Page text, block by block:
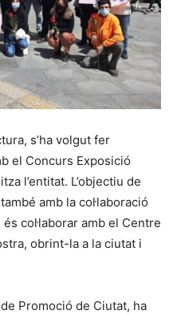
s’ha volgut fer
el Concurs Exposició
l’entitat. L’objectiu de
amb la col·laboració
col·laborar amb el Centre
obrint-la a la ciutat i
Promoció de Ciutat, ha